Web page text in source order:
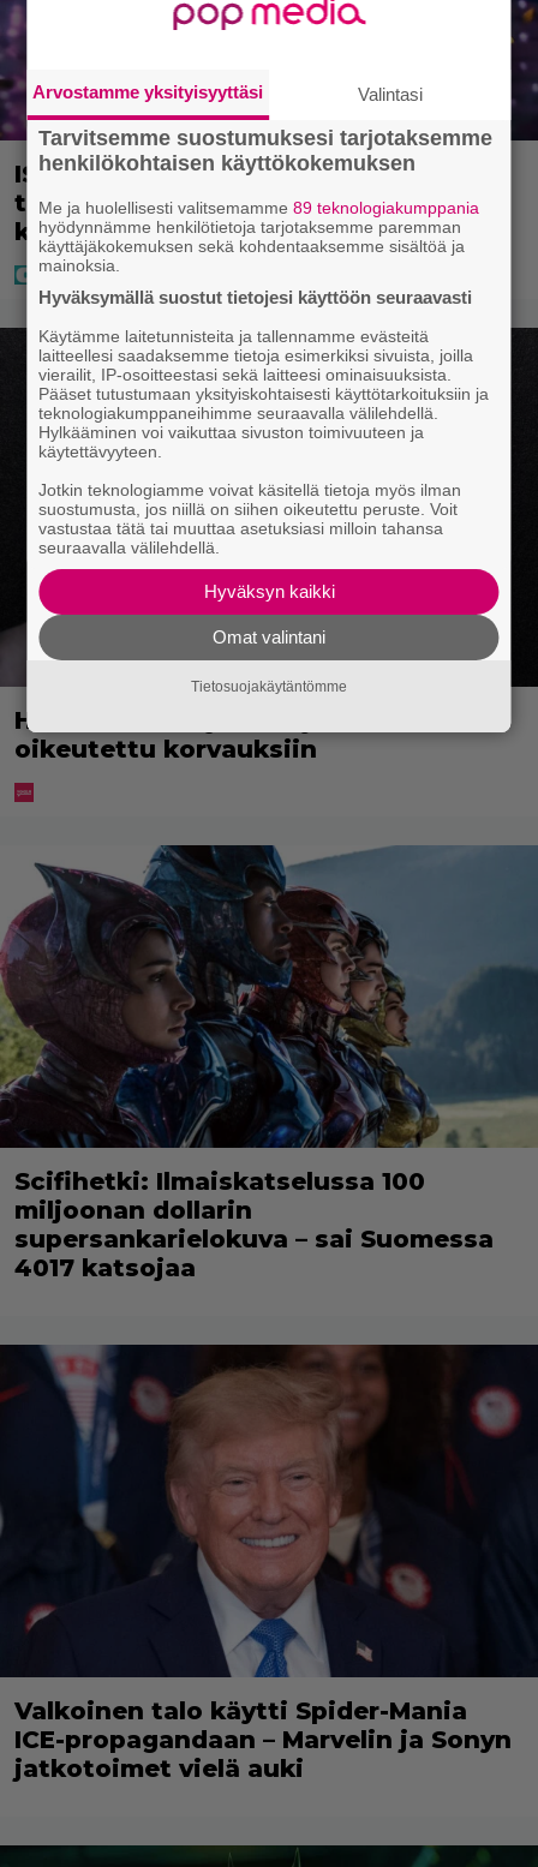
IS: Mysteerivideolla esiintynyt Tanssii
tähtien kanssa -juontaja tuli
kasvoillaan julki
Huomio, Disney+-tilaaja: saatat olla
oikeutettu korvauksiin
Scifihetki: Ilmaiskatselussa 100
miljoonan dollarin
supersankarielokuva – sai Suomessa
4017 katsojaa
Valkoinen talo käytti Spider-Mania
ICE-propagandaan – Marvelin ja Sonyn
jatkotoimet vielä auki
Arvostamme yksityisyyttäsi Valintasi
Tarvitsemme suostumuksesi tarjotaksemme
henkilökohtaisen käyttökokemuksen
Me ja huolellisesti valitsemamme89 teknologiakumppania
hyödynnämme henkilötietoja tarjotaksemme paremman
käyttäjäkokemuksen sekä kohdentaaksemme sisältöä ja
mainoksia.
Hyväksymällä suostut tietojesi käyttöön seuraavasti
Käytämme laitetunnisteita ja tallennamme evästeitä
laitteellesi saadaksemme tietoja esimerkiksi sivuista, joilla
vierailit, IP-osoitteestasi sekä laitteesi ominaisuuksista.
Pääset tutustumaan yksityiskohtaisesti käyttötarkoituksiin ja
teknologiakumppaneihimme seuraavalla välilehdellä.
Hylkääminen voi vaikuttaa sivuston toimivuuteen ja
käytettävyyteen.
Jotkin teknologiamme voivat käsitellä tietoja myös ilman
suostumusta, jos niillä on siihen oikeutettu peruste. Voit
vastustaa tätä tai muuttaa asetuksiasi milloin tahansa
seuraavalla välilehdellä.
Hyväksyn kaikki
Omat valintani
Tietosuojakäytäntömme